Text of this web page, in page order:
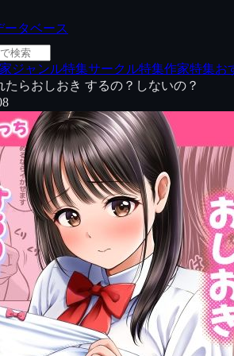
ータベース
ジャンル特集サークル特集作家特集お
たらおしおき するの？しないの？